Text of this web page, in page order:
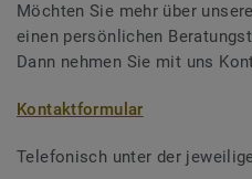
Möchten Sie mehr über
einen persönlichen
Dann nehmen Sie mit uns
Kontaktformular
Telefonisch unter der